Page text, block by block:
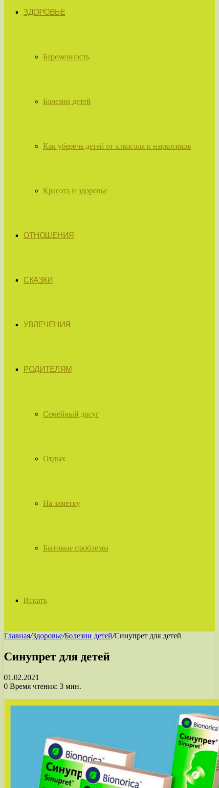
ЗДОРОВЬЕ
Беременность
Болезни детей
Как уберечь детей от алкоголя и наркотиков
Красота и здоровье
ОТНОШЕНИЯ
СКАЗКИ
УВЛЕЧЕНИЯ
РОДИТЕЛЯМ
Семейный досуг
Отдых
На заметку
Бытовые проблемы
Искать
Главная/Здоровье/Болезни детей/Синупрет для детей
Синупрет для детей
01.02.2021
0 Время чтения: 3 мин.